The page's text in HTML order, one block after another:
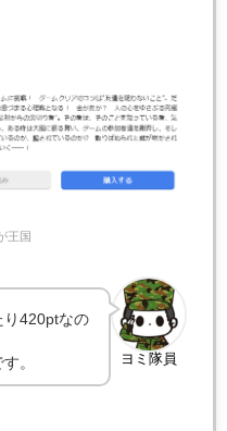
王国
ヨミ隊員
り420ptなの
す。